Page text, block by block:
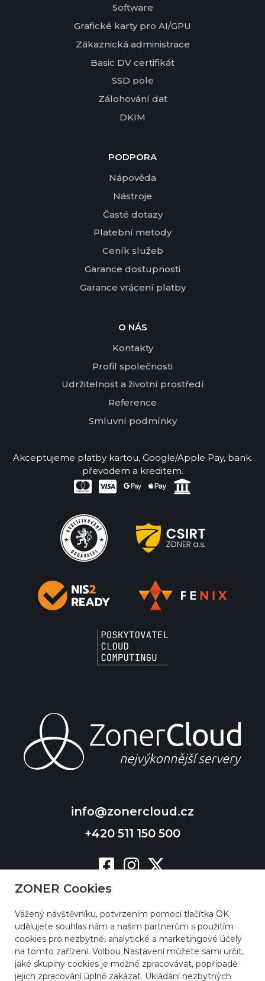
info@zonercloud.cz
+420 511 150 500
Software
Grafické karty pro AI/GPU
Zákaznická administrace
Basic DV certifikát
SSD pole
Zálohování dat
DKIM
PODPORA
Nápověda
Nástroje
Časté dotazy
Platební metody
Ceník služeb
Garance dostupnosti
Garance vrácení platby
O NÁS
Kontakty
Profil společnosti
Udržitelnost a životní prostředí
Reference
Smluvní podmínky
Akceptujeme platby kartou, Google/Apple Pay, bank.
převodem a kreditem.
ZONER Cookies
Vážený návštěvníku, potvrzením pomocí tlačítka OK
udělujete souhlas nám a našim partnerům s použitím
cookies pro nezbytné, analytické a marketingové účely
na tomto zařízení. Volbou Nastavení můžete sami určit,
jaké skupiny cookies je možné zpracovávat, popřípadě
jejich zpracování úplně zakázat. Ukládání nezbytných